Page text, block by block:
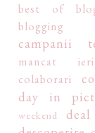
best of
blogging
campanii
mancat ieri
colaborari
day in
weekend